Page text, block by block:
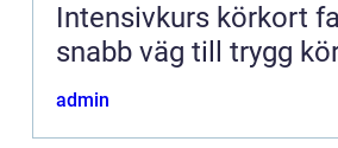
Intensivkurs körkort
snabb väg till trygg
admin